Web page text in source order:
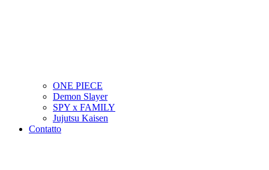
ONE PIECE
Demon Slayer
SPY x FAMILY
Jujutsu Kaisen
Contatto